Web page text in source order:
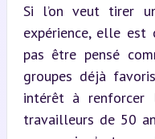
Si l’on veut tirer
expérience, elle
pas être pensé
groupes déjà
intérêt à renforcer
travailleurs de 50